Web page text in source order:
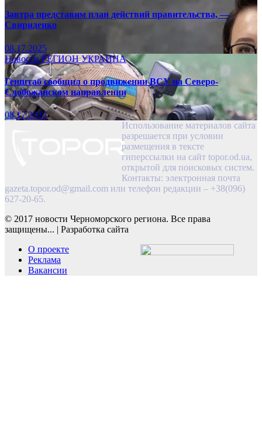
Завтра представим план действий правительства, —
Свириденко
08.17.2025
НовостиРЕГИОНУКРАИНА
Генштаб сообщил о продвижении ВСУ на Северо-
Слобожанском направлении
08.17.2025
Использование материалов сайта
разрешается при условии
размещения в тексте
гиперссылки на сайт topor.od.ua,
открытой для поисковых систем.
Контакты: электронная почта
gazeta.topor.od@gmail.com или телефон редакции – +38(096)
627-20-65.
© 2017 новости Черноморского региона. Все права
защищены... | Разработка сайта
О проекте
Реклама
Вакансии